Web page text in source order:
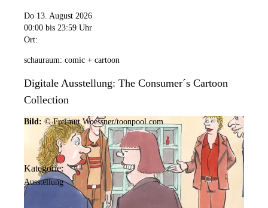
Do 13. August 2026
00:00 bis 23:59 Uhr
Ort:
schauraum: comic + cartoon
Digitale Ausstellung: The Consumer´s Cartoon
Collection
Bild: © Freimut Woessner/toonpool.com
Kategorie:
Ausstellung